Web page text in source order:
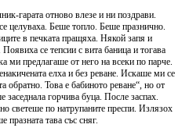
гарата отново влезе и ни поздрави.
целуваха. Беше топло. Беше празнично.
в печката пращяха. Някой запя и
се тепсии с вита баница и тогава
ми предлагаше от него на всеки по парче.
елха и без реване. Искаше ми се
обратно. Това е бабиното реване“, но от
горчива буца. После заспах.
светеше по натрупаните преспи. Излязох
тава със сняг.